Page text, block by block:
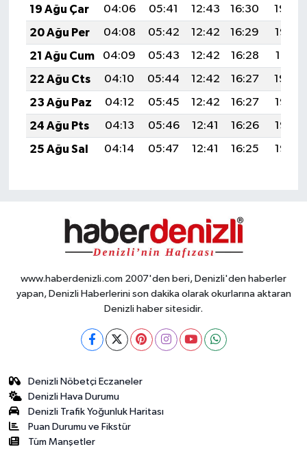
19 Ağu Çar
04:06 05:41 12:43 16:30
19:34
20 Ağu Per
04:08 05:42 12:42 16:29
19:33
21 Ağu Cum
04:09 05:43 12:42 16:28
19:31
22 Ağu Cts
04:10 05:44 12:42 16:27
19:30
23 Ağu Paz
04:12 05:45 12:42 16:27
19:28
24 Ağu Pts
04:13 05:46 12:41 16:26
19:27
25 Ağu Sal
04:14 05:47 12:41 16:25 19:25
www.haberdenizli.com 2007'den beri, Denizli'den haberler
yapan, Denizli Haberlerini son dakika olarak okurlarına aktaran
Denizli haber sitesidir.
Denizli Nöbetçi Eczaneler
Denizli Hava Durumu
Denizli Trafik Yoğunluk Haritası
Puan Durumu ve Fikstür
Tüm Manşetler